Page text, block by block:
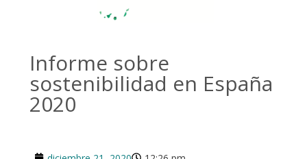
Informe sobre
sostenibilidad en España
2020